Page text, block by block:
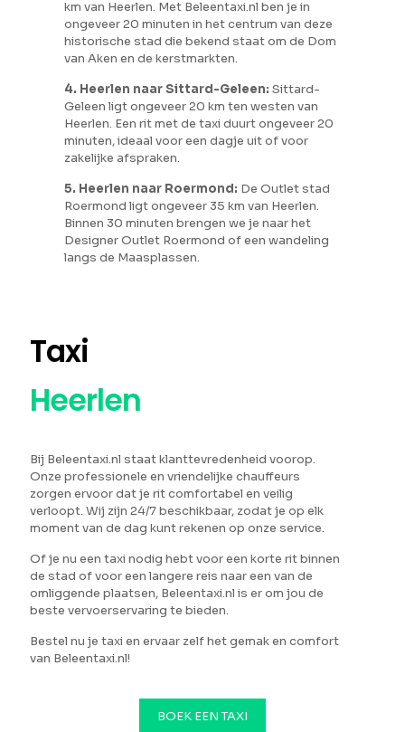
km van Heerlen. Met Beleentaxi.nl ben je in
ongeveer 20 minuten in het centrum van deze
historische stad die bekend staat om de Dom
van Aken en de kerstmarkten.
4. Heerlen naar Sittard-Geleen: Sittard-
Geleen ligt ongeveer 20 km ten westen van
Heerlen. Een rit met de taxi duurt ongeveer 20
minuten, ideaal voor een dagje uit of voor
zakelijke afspraken.
5. Heerlen naar Roermond: De Outlet stad
Roermond ligt ongeveer 35 km van Heerlen.
Binnen 30 minuten brengen we je naar het
Designer Outlet Roermond of een wandeling
langs de Maasplassen.
Taxi
Heerlen
Bij Beleentaxi.nl staat klanttevredenheid voorop.
Onze professionele en vriendelijke chauffeurs
zorgen ervoor dat je rit comfortabel en veilig
verloopt. Wij zijn 24/7 beschikbaar, zodat je op elk
moment van de dag kunt rekenen op onze service.
Of je nu een taxi nodig hebt voor een korte rit binnen
de stad of voor een langere reis naar een van de
omliggende plaatsen, Beleentaxi.nl is er om jou de
beste vervoerservaring te bieden.
Bestel nu je taxi en ervaar zelf het gemak en comfort
van Beleentaxi.nl!
BOEK EEN TAXI